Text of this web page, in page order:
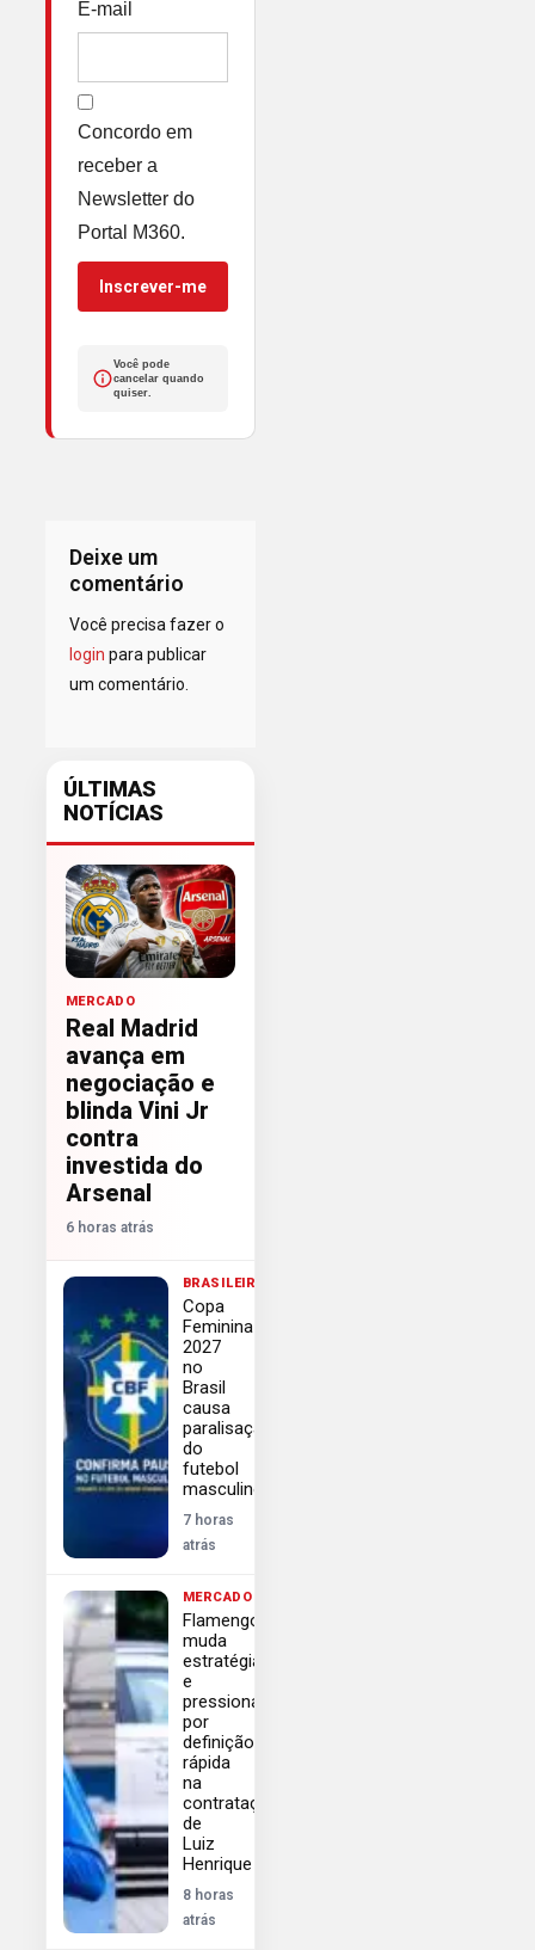
E-mail
Concordo em
receber a
Newsletter do
Portal M360.
Inscrever-me
Você pode
cancelar quando
quiser.
Deixe um
comentário
Você precisa fazer o
login para publicar
um comentário.
ÚLTIMAS
NOTÍCIAS
MERCADO
Real Madrid
avança em
negociação e
blinda Vini Jr
contra
investida do
Arsenal
6 horas atrás
BRASILEIRÃO
Copa
Feminina
2027
no
Brasil
causa
paralisação
do
futebol
masculino
7 horas
atrás
MERCADO
Flamengo
muda
estratégia
e
pressiona
por
definição
rápida
na
contratação
de
Luiz
Henrique
8 horas
atrás